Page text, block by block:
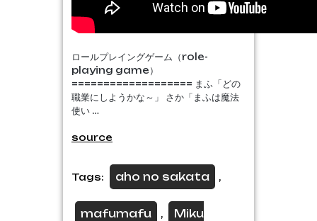
ロールプレイングゲーム（role-
playing game）
=================== まふ「どの
職業にしようかな～」 さか「まふは魔法
使い …
source
Tags: aho no sakata ,
mafumafu , Miku